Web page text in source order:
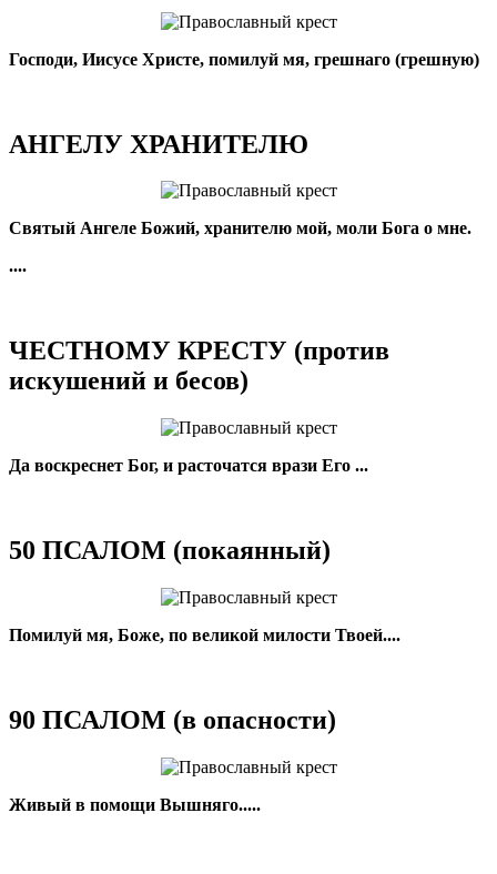
Господи, Иисусе Христе, помилуй мя, грешнаго (грешную)
АНГЕЛУ ХРАНИТЕЛЮ
Святый Ангеле Божий, хранителю мой, моли Бога о мне.
....
ЧЕСТНОМУ КРЕСТУ (против
искушений и бесов)
Да воскреснет Бог, и расточатся врази Его ...
50 ПСАЛОМ (покаянный)
Помилуй мя, Боже, по великой милости Твоей....
90 ПСАЛОМ (в опасности)
Живый в помощи Вышняго.....